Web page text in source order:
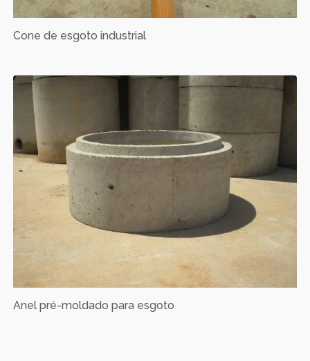
Cone de esgoto industrial
Anel pré-moldado para esgoto